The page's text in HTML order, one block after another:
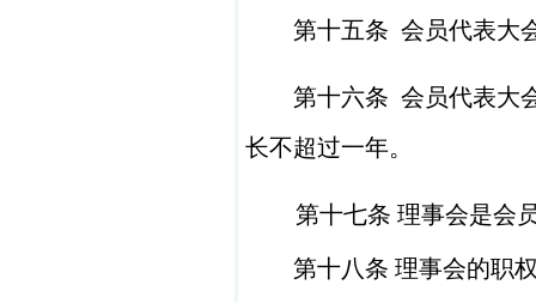
第十五条 会员代表大
第十六条 会员代表大
长不超过一年。
第十七条 理事会是会
第十八条 理事会的职